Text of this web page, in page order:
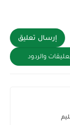
إرسال تعليق
والردود